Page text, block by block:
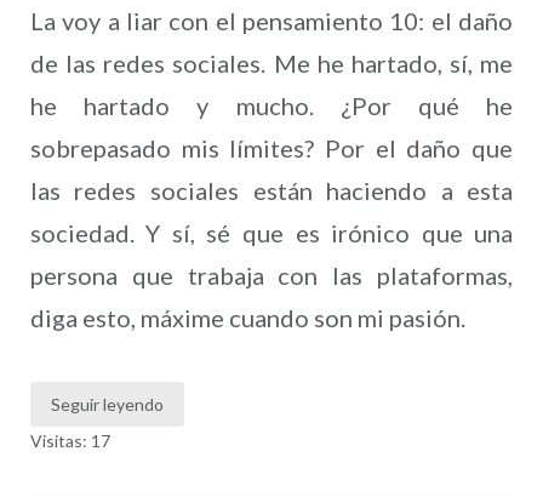
La voy a liar con el pensamiento 10: el daño
de las redes sociales. Me he hartado, sí, me
he hartado y mucho. ¿Por qué he
sobrepasado mis límites? Por el daño que
las redes sociales están haciendo a esta
sociedad. Y sí, sé que es irónico que una
persona que trabaja con las plataformas,
diga esto, máxime cuando son mi pasión.
Seguir leyendo
Visitas: 17